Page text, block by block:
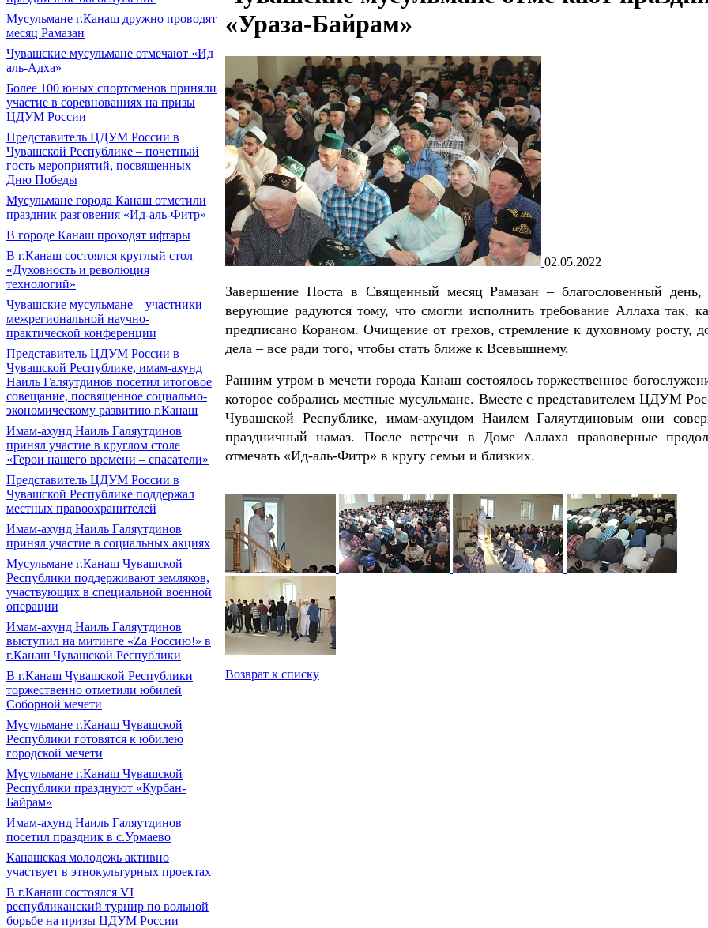
Мусульмане г.Канаш дружно проводят
месяц Рамазан
Чувашские мусульмане отмечают «Ид
аль-Адха»
Более 100 юных спортсменов приняли
участие в соревнованиях на призы
ЦДУМ России
Представитель ЦДУМ России в
Чувашской Республике – почетный
гость мероприятий, посвященных
Дню Победы
Мусульмане города Канаш отметили
праздник разговения «Ид-аль-Фитр»
В городе Канаш проходят ифтары
В г.Канаш состоялся круглый стол
«Духовность и революция
технологий»
Чувашские мусульмане – участники
межрегиональной научно-
практической конференции
Представитель ЦДУМ России в
Чувашской Республике, имам-ахунд
Наиль Галяутдинов посетил итоговое
совещание, посвященное социально-
экономическому развитию г.Канаш
Имам-ахунд Наиль Галяутдинов
принял участие в круглом столе
«Герои нашего времени – спасатели»
Представитель ЦДУМ России в
Чувашской Республике поддержал
местных правоохранителей
Имам-ахунд Наиль Галяутдинов
принял участие в социальных акциях
Мусульмане г.Канаш Чувашской
Республики поддерживают земляков,
участвующих в специальной военной
операции
Имам-ахунд Наиль Галяутдинов
выступил на митинге «Zа Россию!» в
г.Канаш Чувашской Республики
В г.Канаш Чувашской Республики
торжественно отметили юбилей
Соборной мечети
Мусульмане г.Канаш Чувашской
Республики готовятся к юбилею
городской мечети
Мусульмане г.Канаш Чувашской
Республики празднуют «Курбан-
Байрам»
Имам-ахунд Наиль Галяутдинов
посетил праздник в с.Урмаево
Канашская молодежь активно
участвует в этнокультурных проектах
В г.Канаш состоялся VI
республиканский турнир по вольной
борьбе на призы ЦДУМ России
«Ураза-Байрам»
02.05.2022
Завершение Поста в Священный месяц Рамазан – благословенный день,
верующие радуются тому, что смогли исполнить требование Аллаха так,
предписано Кораном. Очищение от грехов, стремление к духовному росту,
дела – все ради того, чтобы стать ближе к Всевышнему.
Ранним утром в мечети города Канаш состоялось торжественное
которое собрались местные мусульмане. Вместе с представителем ЦДУМ
Чувашской Республике, имам-ахундом Наилем Галяутдиновым они
праздничный намаз. После встречи в Доме Аллаха правоверные
отмечать «Ид-аль-Фитр» в кругу семьи и близких.
Возврат к списку